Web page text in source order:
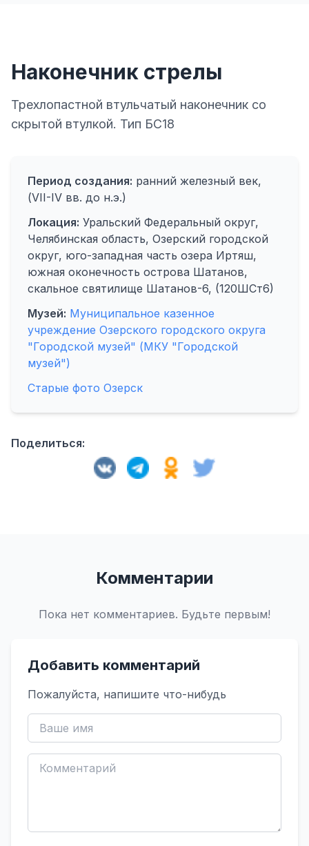
Наконечник стрелы
Трехлопастной втульчатый наконечник со
скрытой втулкой. Тип БС18
Период создания: ранний железный век,
(VII-IV вв. до н.э.)
Локация: Уральский Федеральный округ,
Челябинская область, Озерский городской
округ, юго-западная часть озера Иртяш,
южная оконечность острова Шатанов,
скальное святилище Шатанов-6, (120ШСт6)
Музей: Муниципальное казенное
учреждение Озерского городского округа
"Городской музей" (МКУ "Городской
музей")
Старые фото Озерск
Поделиться:
Комментарии
Пока нет комментариев. Будьте первым!
Добавить комментарий
Пожалуйста, напишите что-нибудь